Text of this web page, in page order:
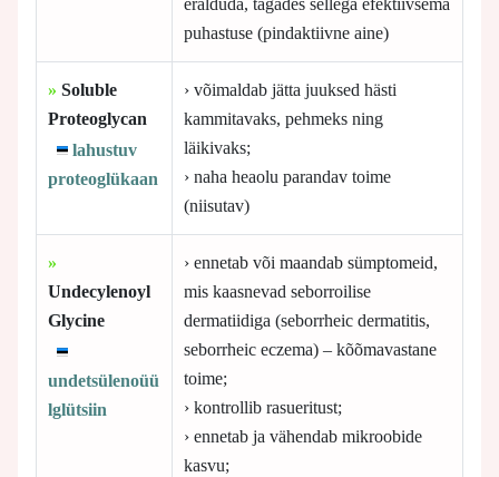
eralduda, tagades sellega efektiivsema
puhastuse (pindaktiivne aine)
» Soluble
Proteoglycan
lahustuv
proteoglükaan
› võimaldab jätta juuksed hästi
kammitavaks, pehmeks ning
läikivaks;
› naha heaolu parandav toime
(niisutav)
»
Undecylenoyl
Glycine
undetsülenoüü
lglütsiin
› ennetab või maandab sümptomeid,
mis kaasnevad seborroilise
dermatiidiga (seborrheic dermatitis,
seborrheic eczema) – kõõmavastane
toime;
› kontrollib rasueritust;
› ennetab ja vähendab mikroobide
kasvu;